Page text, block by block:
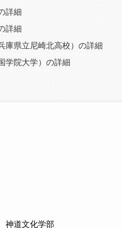
詳細
詳細
庫県立尼崎北高校）の詳細
学院大学）の詳細
神道文化学部